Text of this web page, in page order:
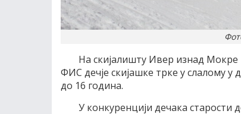
На скијалишту Ивер изнад Мокре
ФИС дечје скијашке трке у слалому у
до 16 година.
У конкуренцији дечака старости